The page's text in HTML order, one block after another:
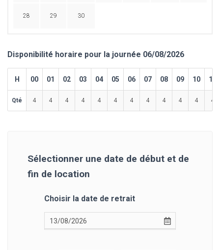
28 29 30
Disponibilité horaire pour la journée 06/08/2026
H 00 01 02 03 04 05 06 07 08 09 10 11
Qté 4 4 4 4 4 4 4 4 4 4 4 4
Sélectionner une date de début et de
fin de location
Choisir la date de retrait